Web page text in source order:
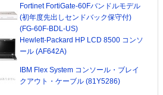
Fortinet FortiGate-60Fバンドルモデル
(初年度先出しセンドバック保守付)
(FG-60F-BDL-US)
Hewlett-Packard HP LCD 8500 コンソ
ール (AF642A)
IBM Flex System コンソール・ブレイ
クアウト・ケーブル (81Y5286)